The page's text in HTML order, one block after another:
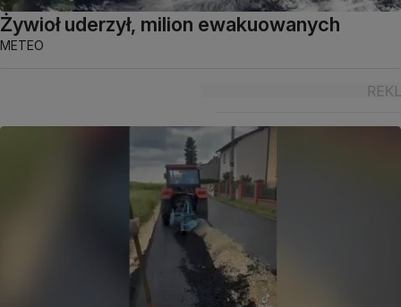
Żywioł uderzył, milion ewakuowanych
METEO